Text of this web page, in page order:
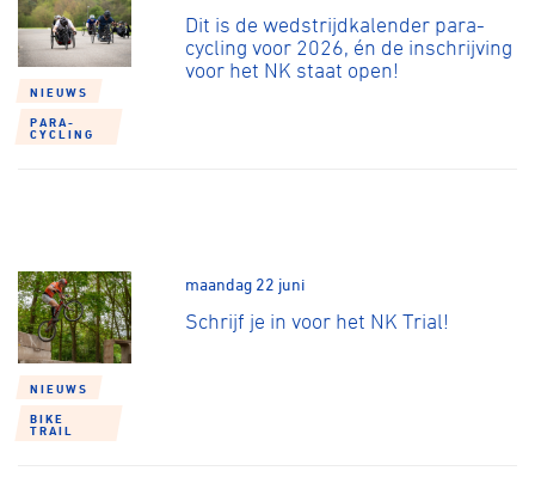
NIEUWS
PARA-
CYCLING
Dit is de wedstrijdkalender para-
cycling voor 2026, én de inschrijving
voor het NK staat open!
NIEUWS
BIKE
TRAIL
maandag 22 juni
Schrijf je in voor het NK Trial!